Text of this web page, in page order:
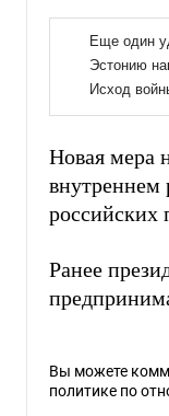
Новая мера
внутреннем
российских
Ранее
Вы можете
политике по